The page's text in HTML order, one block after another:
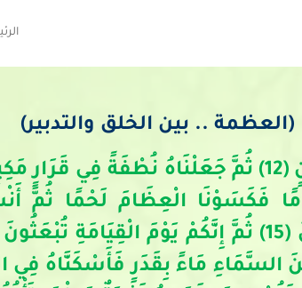
(العظمة .. بين الخلق والتدبير)
فَكَسَوْنَا الْعِظَامَ لَحْمًا ثُمَّ